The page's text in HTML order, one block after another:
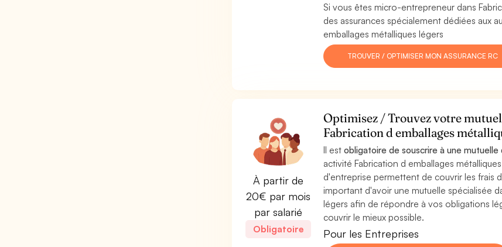
Si vous êtes micro-entrepreneur dans
des assurances spécialement dédiées aux
emballages métalliques légers
TROUVER / OPTIMISER MON ASSURANCE RC
À partir de
20€ par mois
par salarié
Obligatoire
Optimisez / Trouvez votre
Fabrication d emballages
Il est obligatoire de souscrire à une mutuelle
activité Fabrication d emballages
d'entreprise permettent de couvrir les frais
important d'avoir une mutuelle spécialisée
légers afin de répondre à vos obligations
couvrir le mieux possible.
Pour les Entreprises